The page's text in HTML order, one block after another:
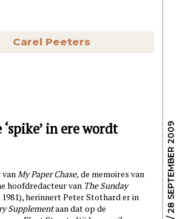
Carel Peeters
/ 28 SEPTEMBER 2009
in ere wordt
My Paper Chase, de memoires van
hoofdredacteur van The Sunday
herinnert Peter Stothard er in
Supplementaan dat op de